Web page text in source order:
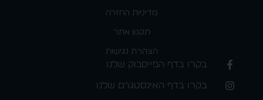
מדיניות החזרה
תקנון אתר
הצהרת נגישות
בקרו בדף הפייסבוק שלנו
בקרו בדף האינסטגרם שלנו